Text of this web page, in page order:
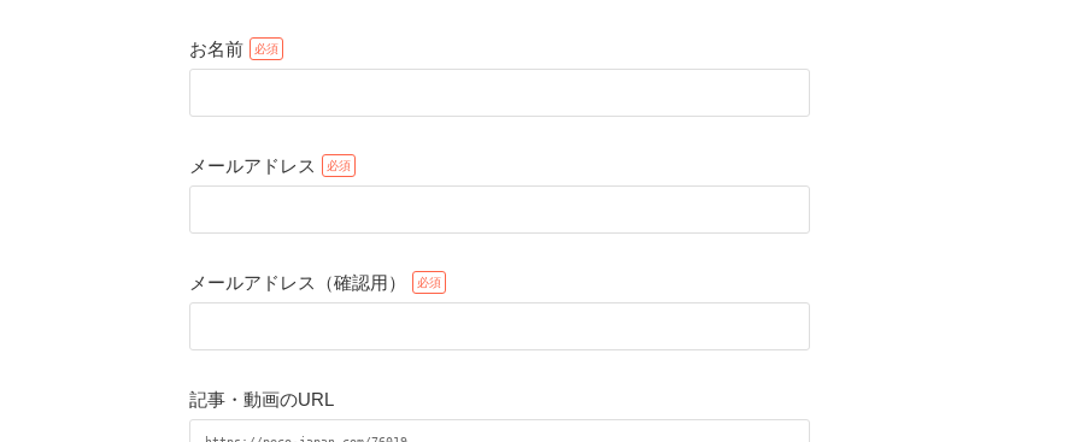
お名前
メールアドレス
メールアドレス（確認用）
記事・動画のURL